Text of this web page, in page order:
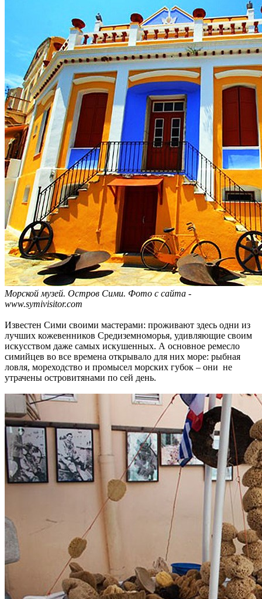
Морской музей. Остров Сими. Фото с сайта -
www.symivisitor.com
Известен Сими своими мастерами: проживают здесь одни из
лучших кожевенников Средиземноморья, удивляющие своим
искусством даже самых искушенных. А основное ремесло
симийцев во все времена открывало для них море: рыбная
ловля, мореходство и промысел морских губок – они не
утрачены островитянами по сей день.